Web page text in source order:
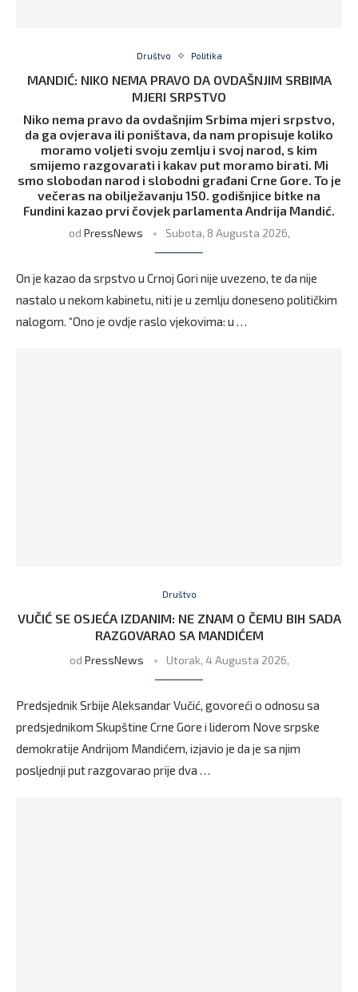
Društvo Politika
MANDIĆ: NIKO NEMA PRAVO DA OVDAŠNJIM SRBIMA
MJERI SRPSTVO
Niko nema pravo da ovdašnjim Srbima mjeri srpstvo,
da ga ovjerava ili poništava, da nam propisuje koliko
moramo voljeti svoju zemlju i svoj narod, s kim
smijemo razgovarati i kakav put moramo birati. Mi
smo slobodan narod i slobodni građani Crne Gore. To je
večeras na obilježavanju 150. godišnjice bitke na
Fundini kazao prvi čovjek parlamenta Andrija Mandić.
od PressNews Subota, 8 Augusta 2026,
On je kazao da srpstvo u Crnoj Gori nije uvezeno, te da nije
nastalo u nekom kabinetu, niti je u zemlju doneseno političkim
nalogom. “Ono je ovdje raslo vjekovima: u …
Društvo
VUČIĆ SE OSJEĆA IZDANIM: NE ZNAM O ČEMU BIH SADA
RAZGOVARAO SA MANDIĆEM
od PressNews Utorak, 4 Augusta 2026,
Predsjednik Srbije Aleksandar Vučić, govoreći o odnosu sa
predsjednikom Skupštine Crne Gore i liderom Nove srpske
demokratije Andrijom Mandićem, izjavio je da je sa njim
posljednji put razgovarao prije dva …